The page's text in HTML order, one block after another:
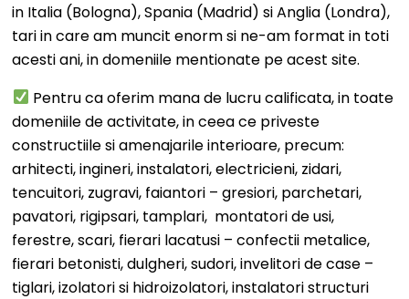
in Italia (Bologna), Spania (Madrid) si Anglia (Londra),
tari in care am muncit enorm si ne-am format in toti
acesti ani, in domeniile mentionate pe acest site.
Pentru ca oferim mana de lucru calificata, in toate
domeniile de activitate, in ceea ce priveste
constructiile si amenajarile interioare, precum:
arhitecti, ingineri, instalatori, electricieni, zidari,
tencuitori, zugravi, faiantori – gresiori, parchetari,
pavatori, rigipsari, tamplari, montatori de usi,
ferestre, scari, fierari lacatusi – confectii metalice,
fierari betonisti, dulgheri, sudori, invelitori de case –
tiglari, izolatori si hidroizolatori, instalatori structuri